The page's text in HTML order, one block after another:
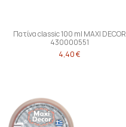
Πατίνα classic 100 ml MAXI DECOR
430000551
4,40 €